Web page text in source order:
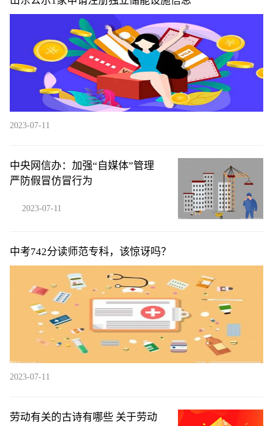
2023-07-11
中央网信办：加强“自媒体”管理
严防假冒仿冒行为
2023-07-11
中考742分读师范专科，该惊讶吗？
2023-07-11
劳动有关的古诗有哪些 关于劳动